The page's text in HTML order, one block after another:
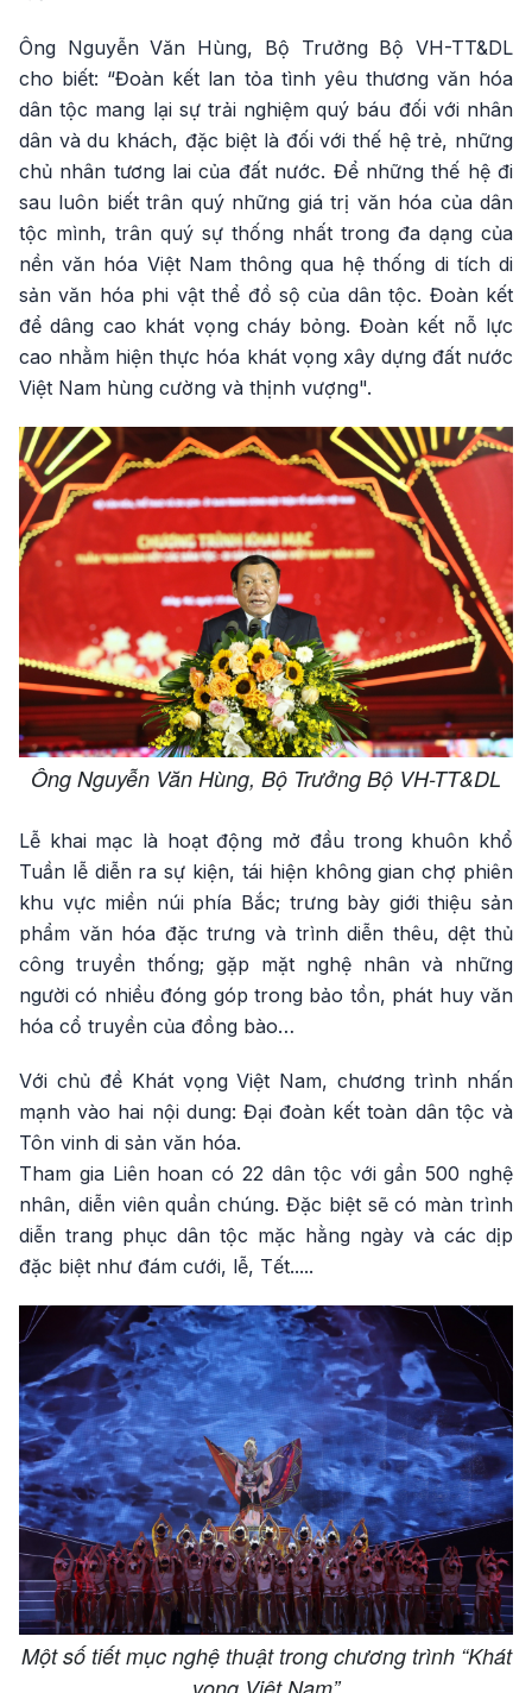
Ông Nguyễn Văn Hùng, Bộ Trưởng Bộ VH-TT&DL
cho biết: “Đoàn kết lan tỏa tình yêu thương văn hóa
dân tộc mang lại sự trải nghiệm quý báu đối với nhân
dân và du khách, đặc biệt là đối với thế hệ trẻ, những
chủ nhân tương lai của đất nước. Để những thế hệ đi
sau luôn biết trân quý những giá trị văn hóa của dân
tộc mình, trân quý sự thống nhất trong đa dạng của
nền văn hóa Việt Nam thông qua hệ thống di tích di
sản văn hóa phi vật thể đồ sộ của dân tộc. Đoàn kết
để dâng cao khát vọng cháy bỏng. Đoàn kết nỗ lực
cao nhằm hiện thực hóa khát vọng xây dựng đất nước
Việt Nam hùng cường và thịnh vượng".
Ông Nguyễn Văn Hùng, Bộ Trưởng Bộ VH-TT&DL
Lễ khai mạc là hoạt động mở đầu trong khuôn khổ
Tuần lễ diễn ra sự kiện, tái hiện không gian chợ phiên
khu vực miền núi phía Bắc; trưng bày giới thiệu sản
phẩm văn hóa đặc trưng và trình diễn thêu, dệt thủ
công truyền thống; gặp mặt nghệ nhân và những
người có nhiều đóng góp trong bảo tồn, phát huy văn
hóa cổ truyền của đồng bào…
Với chủ đề Khát vọng Việt Nam, chương trình nhấn
mạnh vào hai nội dung: Đại đoàn kết toàn dân tộc và
Tôn vinh di sản văn hóa.
Tham gia Liên hoan có 22 dân tộc với gần 500 nghệ
nhân, diễn viên quần chúng. Đặc biệt sẽ có màn trình
diễn trang phục dân tộc mặc hằng ngày và các dịp
đặc biệt như đám cưới, lễ, Tết.....
Một số tiết mục nghệ thuật trong chương trình “Khát